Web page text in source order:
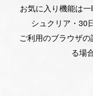
お気に入り機能は
シュクリア・30
ご利用のブラウザ
る場